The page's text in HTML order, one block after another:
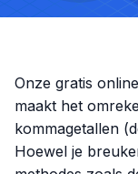
Onze gratis
maakt het
kommagetallen
Hoewel je